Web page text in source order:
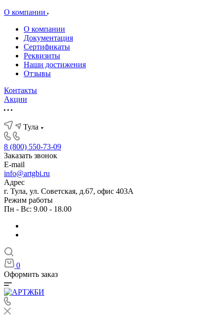
О компании
О компании
Документация
Сертификаты
Реквизиты
Наши достижения
Отзывы
Контакты
Акции
Тула
8 (800) 550-73-09
Заказать звонок
E-mail
info@artgbi.ru
Адрес
г. Тула, ул. Советская, д.67, офис 403А
Режим работы
Пн - Вс: 9.00 - 18.00
0
Оформить заказ